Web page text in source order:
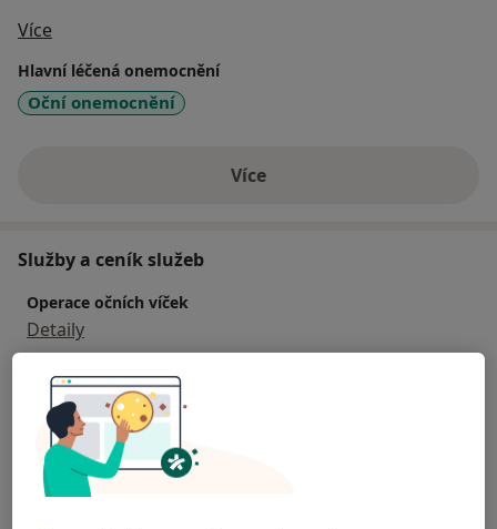
Více
Hlavní léčená onemocnění
Oční onemocnění
Víceo zkušenostech
Služby a ceník služeb
Operace očních víček
Detaily
Vyšetření očního pozadí
Detaily